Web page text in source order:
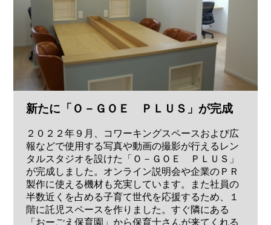
新たに「Ｏ－ＧＯＥ ＰＬＵＳ」が完成
２０２２年９月、コワーキングスペースおよび広
報などで使用する写真や動画の撮影が行えるレン
タルスタジオを設けた「Ｏ－ＧＯＥ ＰＬＵＳ」
が完成しました。オンライン説明会や企業のＰＲ
製作に使える機材も充実しています。また社員の
半数近くを占める子育て世代を応援するため、１
階に託児スペースを作りました。すぐ隣にある
「おーごえ保育園」から保育士さんが来てくれる